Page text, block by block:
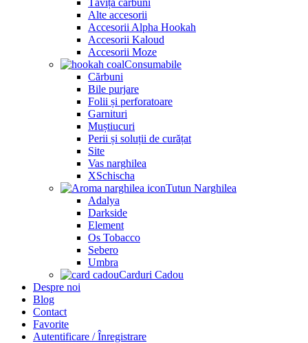
Alte accesorii
Accesorii Alpha Hookah
Accesorii Kaloud
Accesorii Moze
Consumabile
Cărbuni
Bile purjare
Folii și perforatoare
Garnituri
Muștiucuri
Perii și soluții de curățat
Site
Vas narghilea
XSchischa
Tutun Narghilea
Adalya
Darkside
Element
Os Tobacco
Sebero
Umbra
Carduri Cadou
Despre noi
Blog
Contact
Favorite
Autentificare / Înregistrare